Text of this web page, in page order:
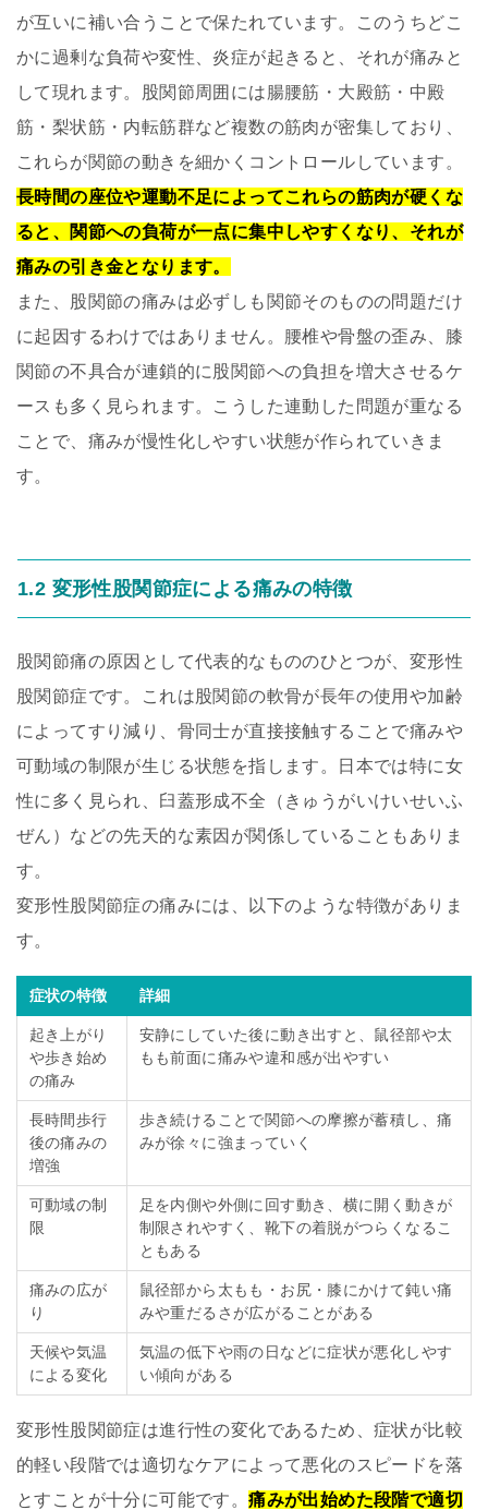
が互いに補い合うことで保たれています。このうちどこ
かに過剰な負荷や変性、炎症が起きると、それが痛みと
して現れます。股関節周囲には腸腰筋・大殿筋・中殿
筋・梨状筋・内転筋群など複数の筋肉が密集しており、
これらが関節の動きを細かくコントロールしています。
長時間の座位や運動不足によってこれらの筋肉が硬くな
ると、関節への負荷が一点に集中しやすくなり、それが
痛みの引き金となります。
また、股関節の痛みは必ずしも関節そのものの問題だけ
に起因するわけではありません。腰椎や骨盤の歪み、膝
関節の不具合が連鎖的に股関節への負担を増大させるケ
ースも多く見られます。こうした連動した問題が重なる
ことで、痛みが慢性化しやすい状態が作られていきま
す。
1.2 変形性股関節症による痛みの特徴
股関節痛の原因として代表的なもののひとつが、変形性
股関節症です。これは股関節の軟骨が長年の使用や加齢
によってすり減り、骨同士が直接接触することで痛みや
可動域の制限が生じる状態を指します。日本では特に女
性に多く見られ、臼蓋形成不全（きゅうがいけいせいふ
ぜん）などの先天的な素因が関係していることもありま
す。
変形性股関節症の痛みには、以下のような特徴がありま
す。
症状の特徴 詳細
起き上がり
や歩き始め
の痛み
安静にしていた後に動き出すと、鼠径部や太
もも前面に痛みや違和感が出やすい
長時間歩行
後の痛みの
増強
歩き続けることで関節への摩擦が蓄積し、痛
みが徐々に強まっていく
可動域の制
限
足を内側や外側に回す動き、横に開く動きが
制限されやすく、靴下の着脱がつらくなるこ
ともある
痛みの広が
り
鼠径部から太もも・お尻・膝にかけて鈍い痛
みや重だるさが広がることがある
天候や気温
による変化
気温の低下や雨の日などに症状が悪化しやす
い傾向がある
変形性股関節症は進行性の変化であるため、症状が比較
的軽い段階では適切なケアによって悪化のスピードを落
とすことが十分に可能です。痛みが出始めた段階で適切